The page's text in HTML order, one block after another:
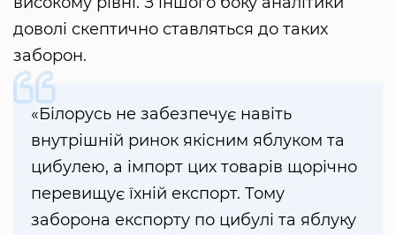
доволі скептично ставляться до таких
заборон.
«Білорусь не забезпечує навіть
внутрішній ринок якісним яблуком та
цибулею, а імпорт цих товарів щорічно
перевищує їхній експорт. Тому
заборона експорту по цибулі та яблуку